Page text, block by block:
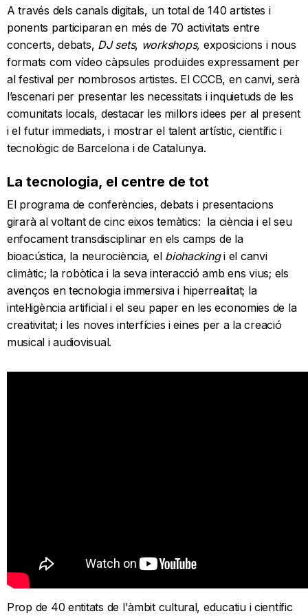
A través dels canals digitals, un total de 140 artistes i
ponents participaran en més de 70 activitats entre
concerts, debats, DJ sets, workshops, exposicions i nous
formats com vídeo càpsules produïdes expressament per
al festival per nombrosos artistes. El CCCB, en canvi, serà
l’escenari per presentar les necessitats i inquietuds de les
comunitats locals, destacar les millors idees per al present
i el futur immediats, i mostrar el talent artístic, científic i
tecnològic de Barcelona i de Catalunya.
La tecnologia, el centre de tot
El programa de conferències, debats i presentacions
girarà al voltant de cinc eixos temàtics: la ciència i el seu
enfocament transdisciplinar en els camps de la
bioacústica, la neurociència, el biohackingi el canvi
climàtic; la robòtica i la seva interacció amb ens vius; els
avenços en tecnologia immersiva i hiperrealitat; la
intel·ligència artificial i el seu paper en les economies de la
creativitat; i les noves interfícies i eines per a la creació
musical i audiovisual.
Prop de 40 entitats de l'àmbit cultural, educatiu i científic